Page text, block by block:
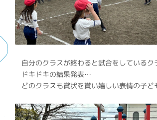
自分のクラスが終わると試合をしている
ドキドキの結果発表…
どのクラスも賞状を貰い嬉しい表情の子ど